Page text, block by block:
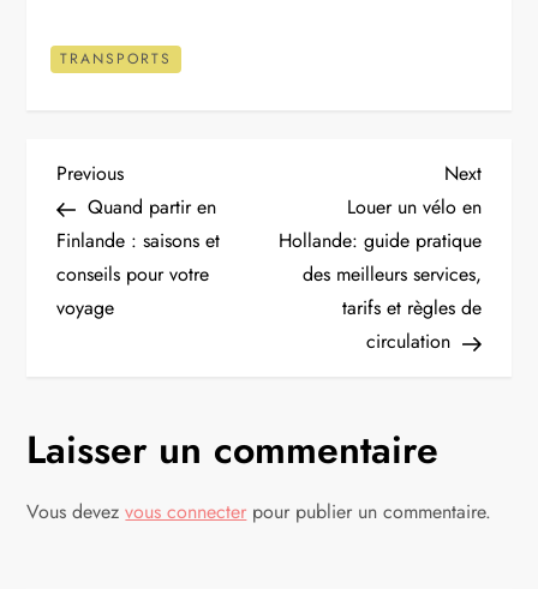
TRANSPORTS
N
a
v
a
t
Previous
Post
Previous
Quand partir en
Finlande : saisons et
conseils pour votre
voyage
Next
Post
Next
Louer un vélo en
Hollande: guide pratique
des meilleurs services,
tarifs et règles de
circulation
Laisser un commentaire
Vous devezvous connecter pour publier un commentaire.